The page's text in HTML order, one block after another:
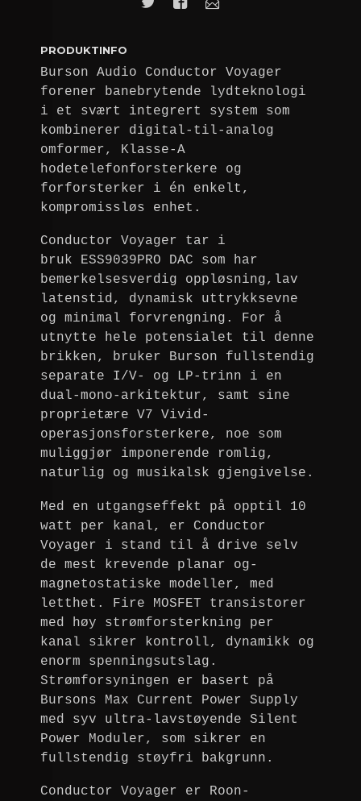
PRODUKTINFO
Burson Audio Conductor Voyager
forener banebrytende lydteknologi
i et svært integrert system som
kombinerer digital-til-analog
omformer, Klasse-A
hodetelefonforsterkere og
forforsterker i én enkelt,
kompromissløs enhet.
Conductor Voyager tar i
bruk ESS9039PRO DAC som har
bemerkelsesverdig oppløsning,lav
latenstid, dynamisk uttrykksevne
og minimal forvrengning. For å
utnytte hele potensialet til denne
brikken, bruker Burson fullstendig
separate I/V- og LP-trinn i en
dual-mono-arkitektur, samt sine
proprietære V7 Vivid-
operasjonsforsterkere, noe som
muliggjør imponerende romlig,
naturlig og musikalsk gjengivelse.
Med en utgangseffekt på opptil 10
watt per kanal, er Conductor
Voyager i stand til å drive selv
de mest krevende planar og-
magnetostatiske modeller, med
letthet. Fire MOSFET transistorer
med høy strømforsterkning per
kanal sikrer kontroll, dynamikk og
enorm spenningsutslag.
Strømforsyningen er basert på
Bursons Max Current Power Supply
med syv ultra-lavstøyende Silent
Power Moduler, som sikrer en
fullstendig støyfri bakgrunn.
Conductor Voyager er Roon-